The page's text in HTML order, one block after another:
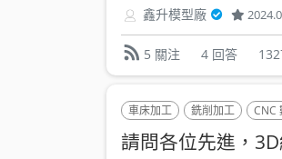
鑫升模型廠
5 關注 4 回答
車床加工 銑削加工 CNC